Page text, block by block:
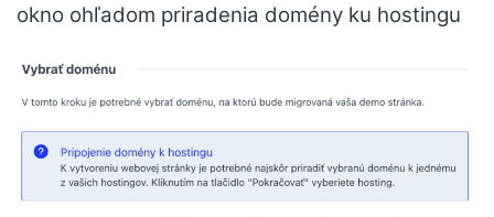
okno ohľadom priradenia domény ku hostingu